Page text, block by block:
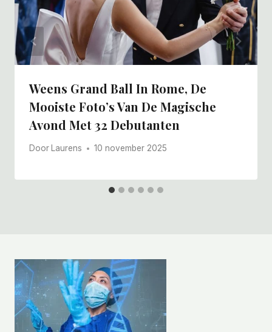
Weens Grand Ball In Rome, De
Mooiste Foto’s Van De Magische
Avond Met 32 ​​debutanten
Door Laurens 10 november 2025